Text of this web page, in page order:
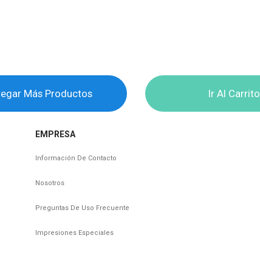
Más Productos Ir Al Carrito
EMPRESA
Información De Contacto
Nosotros
Preguntas De Uso Frecuente
Impresiones Especiales